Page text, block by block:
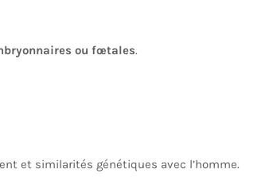
ou fœtales.
et similarités génétiques avec l’homme.